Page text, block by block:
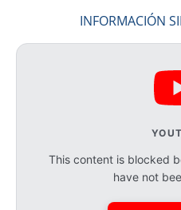
INFORMACIÓN
This content is blocked
have not